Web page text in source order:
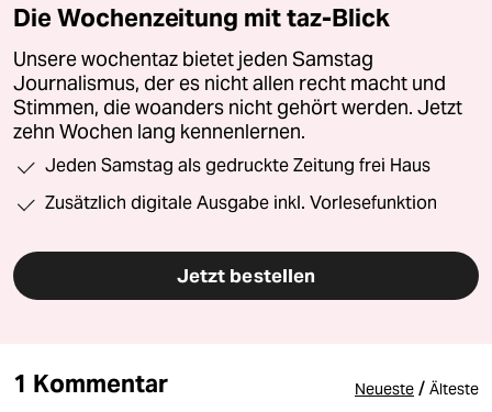
Die Wochenzeitung mit taz-Blick
Unsere wochentaz bietet jeden Samstag
Journalismus, der es nicht allen recht macht und
Stimmen, die woanders nicht gehört werden. Jetzt
zehn Wochen lang kennenlernen.
Jeden Samstag als gedruckte Zeitung frei Haus
Zusätzlich digitale Ausgabe inkl. Vorlesefunktion
Jetzt bestellen
1 Kommentar Neueste / Älteste